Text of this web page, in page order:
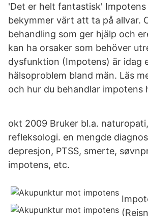
'Det er helt fantastisk'
bekymmer värt att ta på allvar.
behandling som ger hjälp och
kan ha orsaker som behöver
dysfunktion (Impotens) är idag
hälsoproblem bland män. Läs
och hur du behandlar impotens
okt 2009 Bruker bl.a.
refleksologi. en mengde
depresjon, PTSS, smerte,
impotens, etc.